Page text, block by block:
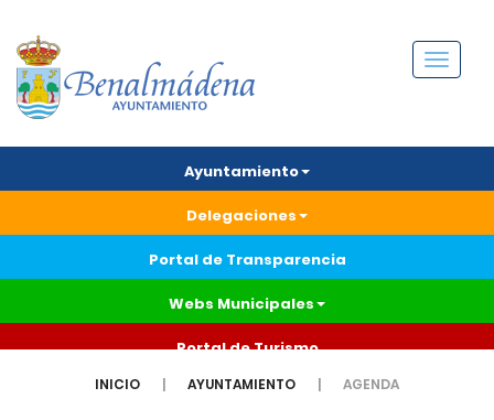
Menú
Ayuntamiento
Delegaciones
Portal de Transparencia
Webs Municipales
Portal de Turismo
INICIO AYUNTAMIENTO AGENDA